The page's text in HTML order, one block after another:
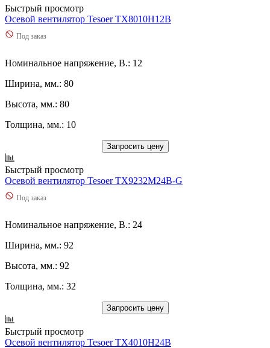
Быстрый просмотр
Осевой вентилятор Tesoer TX8010H12B
Под заказ
Номинальное напряжение, В.: 12
Ширина, мм.: 80
Высота, мм.: 80
Толщина, мм.: 10
Запросить цену
Быстрый просмотр
Осевой вентилятор Tesoer TX9232M24B-G
Под заказ
Номинальное напряжение, В.: 24
Ширина, мм.: 92
Высота, мм.: 92
Толщина, мм.: 32
Запросить цену
Быстрый просмотр
Осевой вентилятор Tesoer TX4010H24B